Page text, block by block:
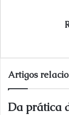
Artigos
Da prática